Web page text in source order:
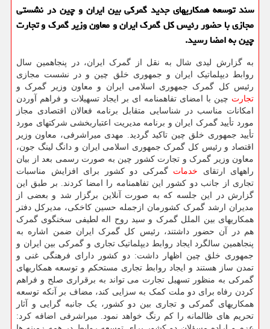
سند توسعه همکاریهای جدید گمرکی بین ایران و چین در نشستی
مجازی با حضور رئیس کل گمرک ایران و معاون وزیر گمرک و تجارت
چین به امضا رسید.
به گزارش لیدی شال به نقل از گمرک ایران، در پنجاهمین سال
روابط دیپلماتیک ایران و جمهوری خلق چین و در نشست مجازی
رئیس کل گمرک جمهوری اسلامی ایران و معاون وزیر گمرک و
تجارت چین با امضای تفاهمنامه ای بر ایجاد تسهیلات و فراهم آوردن
امکانات مناسب در شناسایی متقابل برنامه فعالان اقتصادی مجاز
مورد تأیید گمرک ایران و برنامه مدیریت اعتباربخشی شرکتهای مورد
تأیید جمهوری خلق چین تاکید گردید. مهدی میراشرفی، معاون وزیر
اقتصاد و رئیس کل گمرک جمهوری اسلامی ایران و دانگ لینگ جون،
معاون وزیر گمرک و تجارت کشور چین به صورت رسمی بعد از بیان
راههای ارتقای خدمات گمرکی دو کشور برای افزایش مناسبات
تجاری از جانب دو کشور این تفاهمنامه را امضا کردند. بر طبق این
گزارش در این جلسه که به صورت آنلاین برگزار شد و بعضی از
مدیران ارشد گمرک کشورمان ازجمله حسین کاخکی، مدیرکل دفتر
همکاریهای بین الملل گمرک و سید روح اله لطیفی سخنگوی گمرک
هم در آن حضور داشتند، رئیس کل گمرک ایران ضمن اشاره به
پنجاهمین سالگرد ایجاد روابط دیپلماتیک تجاری و گمرکی بین ایران و
جمهوری خلق چین اظهار داشت: دو کشور دارای فرهنگی غنی و
تمدن ساز هستند و ایجاد روابط تجاری مستحکم و توسعه همکاریهای
گمرکی به منظور تسهیل تجارت می تواند به برقراری صلح و فراهم
کردن رفاه برای دو ملت کمک به سزایی کند، مضاف بر آنکه توسعه
همکاریهای گمرکی و تجاری بین دو کشور، یک جانبه گرایی و آثار
تحریم های ظالمانه را کم رنگ خواهد نمود. میراشرفی اضافه کرد: